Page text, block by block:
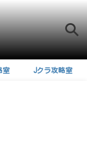
室 Jクラ攻略室